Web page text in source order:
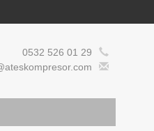
0532 526 01 29